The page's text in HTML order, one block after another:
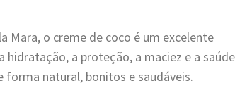
Mara, o creme de coco é um excelente
hidratação, a proteção, a maciez e a saúde
natural, bonitos e saudáveis.